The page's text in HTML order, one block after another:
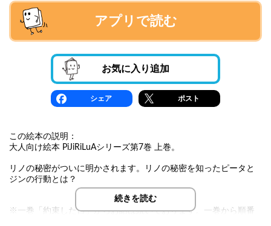
アプリで読む
お気に入り追加
シェア ポスト
この絵本の説明：
大人向け絵本 PiJiRiLuAシリーズ第7巻 上巻。
リノの秘密がついに明かされます。リノの秘密を知ったピータと
ジンの行動とは？
※一巻「約束した日」からお話は続いております。一巻から順番
続きを読む